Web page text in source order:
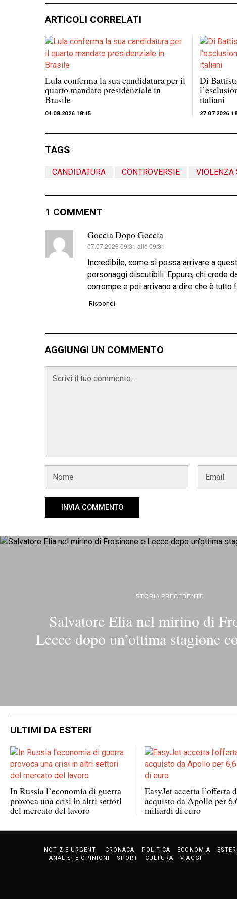
ARTICOLI CORRELATI
Lula conferma la sua candidatura per il
quarto mandato presidenziale in
Brasile
04.08.2026 18:15
Di
italiani
27.07.2026
TAGS
CANDIDATURA CONTROVERSIE VIOLENZA
1 COMMENT
Goccia Dopo Goccia
ha
detto:
07.07.2026 09:31 alle 09:31
Incredibile, come si possa arrivare a
personaggi discutibili. Eppure, chi crede
corrompe e poi arrivano a dire che è tutto
Rispondi
AGGIUNGI UN COMMENTO
STORIA PRECEDENTE
Salvatore Elia nel mirino di
Lecce dopo un’ottima stagione
ULTIMI DA ESTERI
In Russia l’economia di guerra
provoca una crisi in altri settori
del mercato del lavoro
EasyJet accetta l’offerta
acquisto da Apollo per
miliardi di euro
NOTIZIE URGENTI CRONACA POLITICA ECONOMIA
ESTERI
ANALISI E OPINIONI
SPORT CULTURA VIAGGI